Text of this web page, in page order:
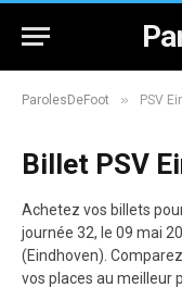
ParolesDeFoot » PSV
Billet PSV
Achetez vos billets
journée 32, le 09 mai
(Eindhoven).
vos places au meilleur